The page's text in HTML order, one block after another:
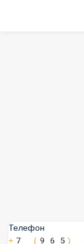
Телефон
+7 (965) 500-30-09